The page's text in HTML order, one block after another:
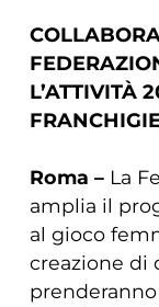
L’ATTIVITÀ
Roma – La
amplia il
al gioco
creazione di